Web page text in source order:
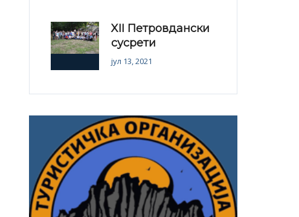
XII Петровдански
сусрети
јул 13, 2021